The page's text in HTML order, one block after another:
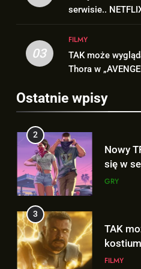
się w
3
FILMY
4
FILMY
serwisie..
03
FILMY
TAK może
Thora w
Ostatnie wpisy
formą
1
Nowe
ważny
FILMY
2
Nowy
się w
GRY
3
TAK
FILMY